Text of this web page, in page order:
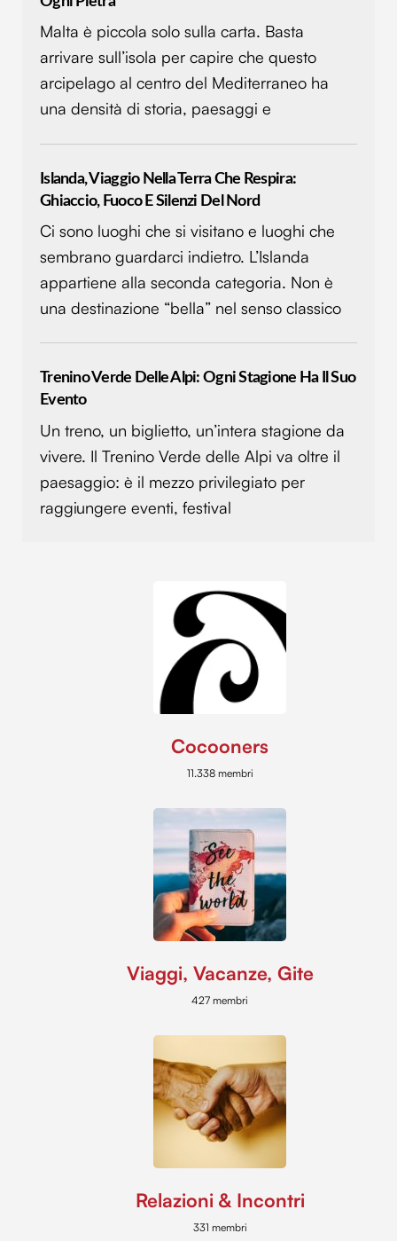
Malta è piccola solo sulla carta. Basta
arrivare sull’isola per capire che questo
arcipelago al centro del Mediterraneo ha
una densità di storia, paesaggi e
Islanda, Viaggio Nella Terra Che Respira:
Ghiaccio, Fuoco E Silenzi Del Nord
Ci sono luoghi che si visitano e luoghi che
sembrano guardarci indietro. L’Islanda
appartiene alla seconda categoria. Non è
una destinazione “bella” nel senso classico
Trenino Verde Delle Alpi: Ogni Stagione Ha Il Suo
Evento
Un treno, un biglietto, un’intera stagione da
vivere. Il Trenino Verde delle Alpi va oltre il
paesaggio: è il mezzo privilegiato per
raggiungere eventi, festival
Cocooners
11.338 membri
Viaggi, Vacanze, Gite
427 membri
Relazioni & Incontri
331 membri